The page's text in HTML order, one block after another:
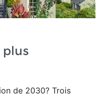
plus
de 2030? Trois